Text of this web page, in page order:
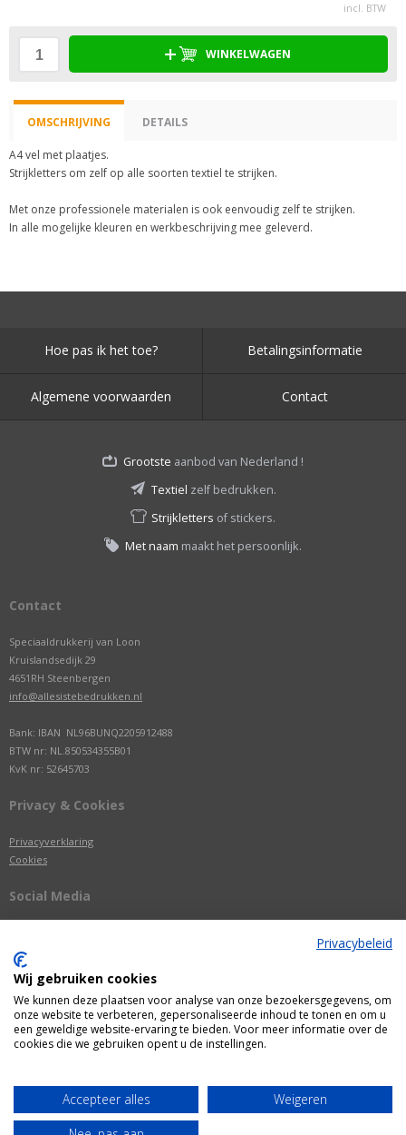
incl. BTW
WINKELWAGEN
OMSCHRIJVING DETAILS
A4 vel met plaatjes.
Strijkletters om zelf op alle soorten textiel te strijken.
Met onze professionele materialen is ook eenvoudig zelf te strijken.
In alle mogelijke kleuren en werkbeschrijving mee geleverd.
Hoe pas ik het toe? Betalingsinformatie
Algemene voorwaarden Contact
Grootste aanbod van Nederland !
Textiel zelf bedrukken.
Strijkletters of stickers.
Met naam maakt het persoonlijk.
Contact
Speciaaldrukkerij van Loon
Kruislandsedijk 29
4651RH Steenbergen
info@allesistebedrukken.nl
Bank: IBAN NL96BUNQ2205912488
BTW nr: NL.850534355B01
KvK nr: 52645703
Privacy & Cookies
Privacyverklaring
Cookies
Social Media
Webshop door
Privacybeleid
Wij gebruiken cookies
We kunnen deze plaatsen voor analyse van onze bezoekersgegevens, om
onze website te verbeteren, gepersonaliseerde inhoud te tonen en om u
een geweldige website-ervaring te bieden. Voor meer informatie over de
cookies die we gebruiken opent u de instellingen.
Accepteer alles
Weigeren